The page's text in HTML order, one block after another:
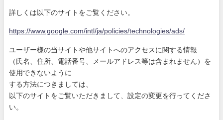
詳しくは以下のサイトをご覧ください。
https://www.google.com/intl/ja/policies/technologies/ads/
ユーザー様の当サイトや他サイトへのアクセスに関する情報
（氏名、住所、電話番号、メールアドレス等は含まれません）を
使 用できないように
する方法につきましては、
以下のサイトをご覧いただきまして、設定の変更を行ってくださ
い